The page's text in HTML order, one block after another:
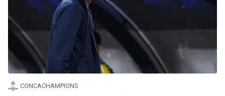
CONCACHAMPIONS